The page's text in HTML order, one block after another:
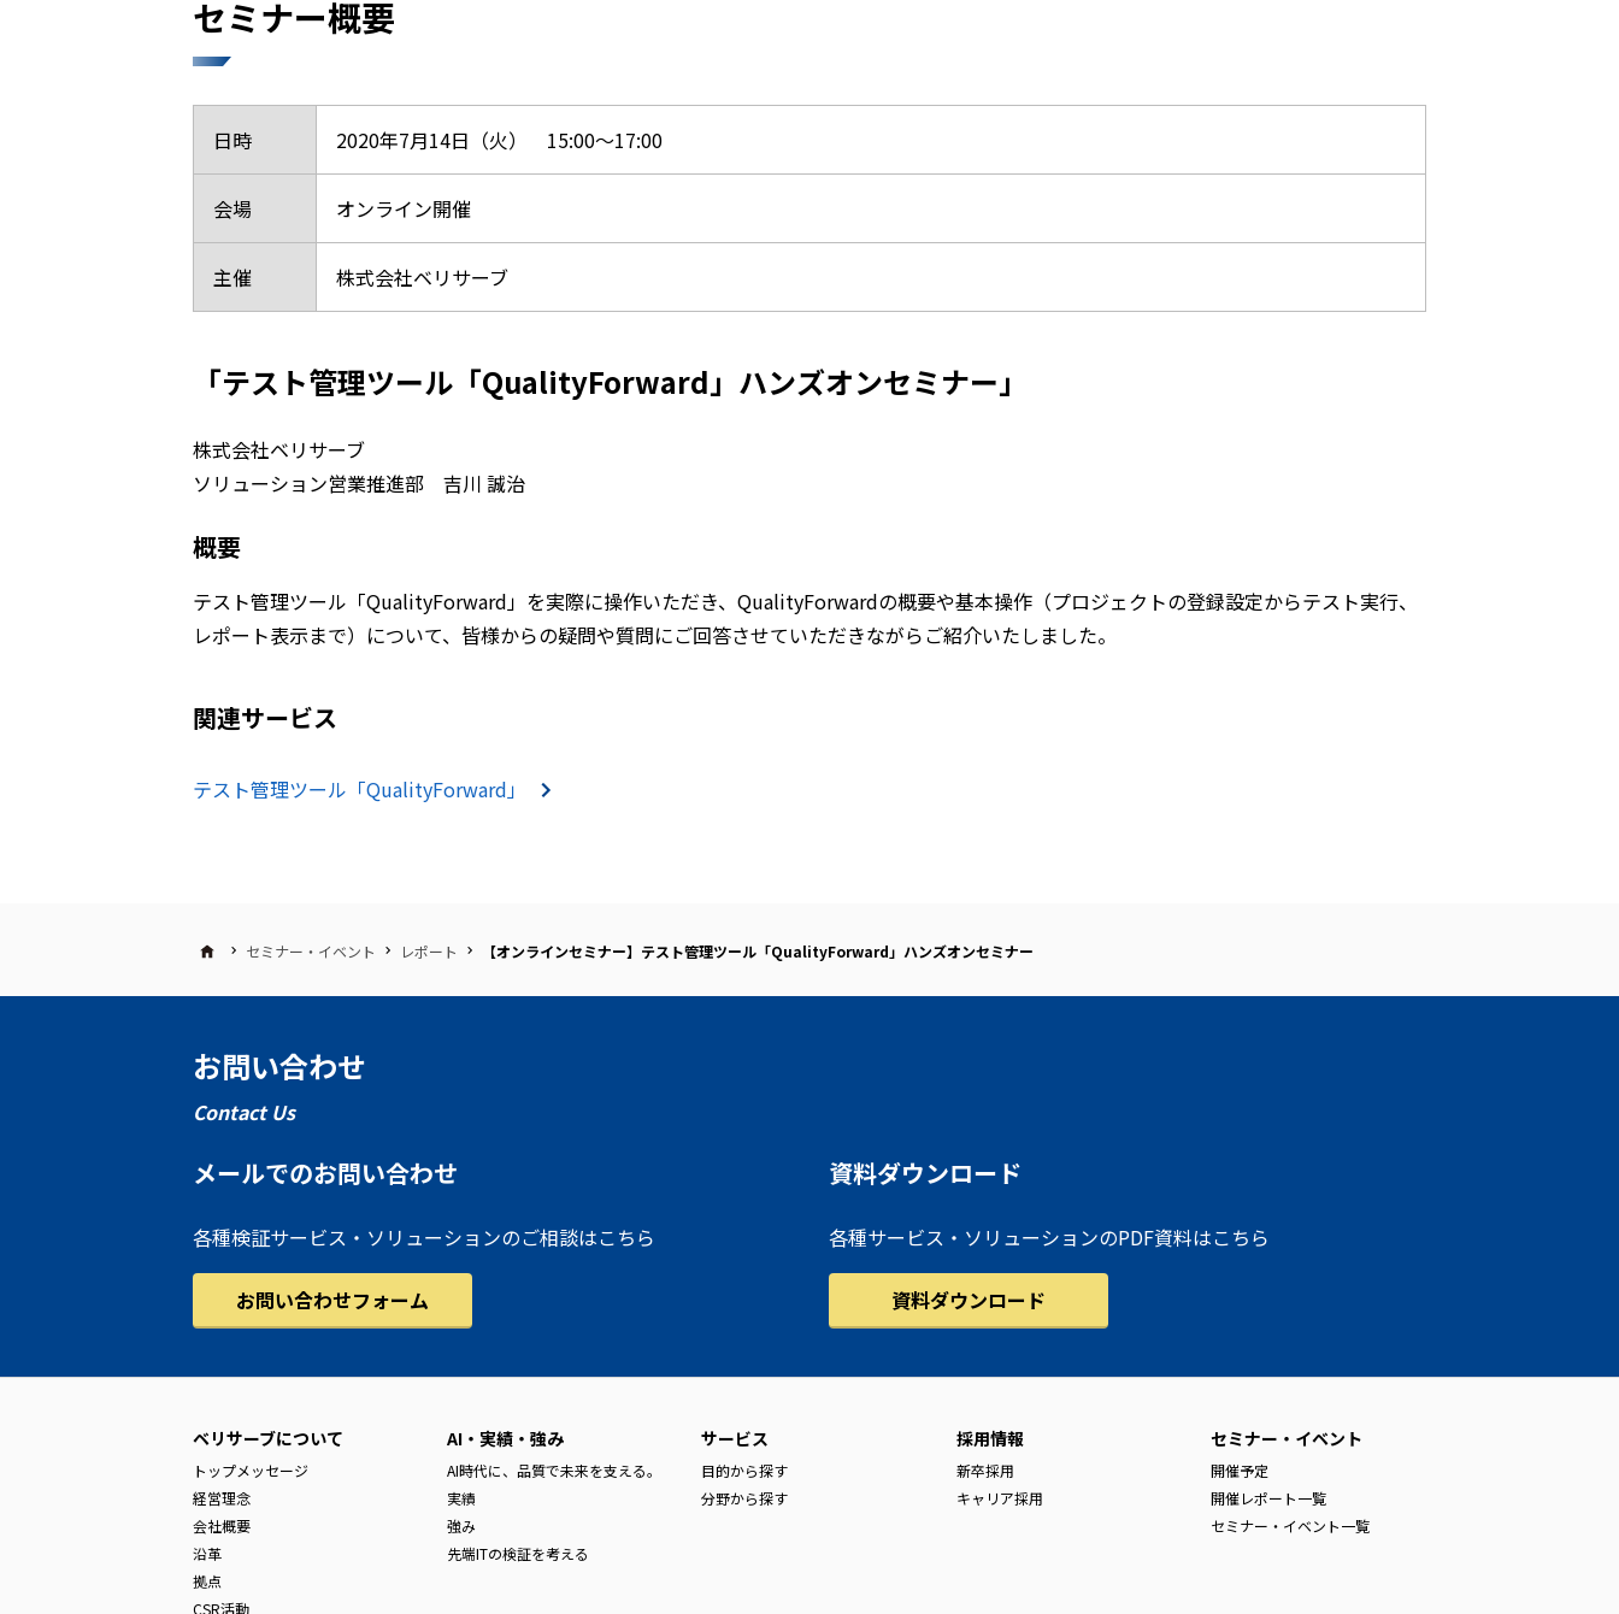
セミナー概要
日時 2020年7月14日（火） 15:00～17:00
会場 オンライン開催
主催 株式会社ベリサーブ
「テスト管理ツール「QualityForward」ハンズオンセミナー」
株式会社ベリサーブ
ソリューション営業推進部 吉川 誠治
概要
テスト管理ツール「QualityForward」を実際に操作いただき、QualityForwardの概要や基本操作（プロジェクトの登録設定からテスト実行、
レポート表示まで）について、皆様からの疑問や質問にご回答させていただきながらご紹介いたしました。
関連サービス
テスト管理ツール「QualityForward」
セミナー・イベント レポート 【オンラインセミナー】テスト管理ツール「QualityForward」ハンズオンセミナー
お問い合わせ
Contact Us
メールでのお問い合わせ
各種検証サービス・ソリューションのご相談はこちら
お問い合わせフォーム
資料ダウンロード
各種サービス・ソリューションのPDF資料はこちら
資料ダウンロード
ベリサーブについて
トップメッセージ
経営理念
会社概要
沿革
拠点
CSR活動
AI・実績・強み
AI時代に、品質で未来を支える。
実績
強み
先端ITの検証を考える
サービス
目的から探す
分野から探す
採用情報
新卒採用
キャリア採用
セミナー・イベント
開催予定
開催レポート一覧
セミナー・イベント一覧